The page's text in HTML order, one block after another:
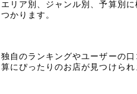
リア別、ジャンル別、予算別
かります。
自のランキングやユーザーの口
にぴったりのお店が見つけら